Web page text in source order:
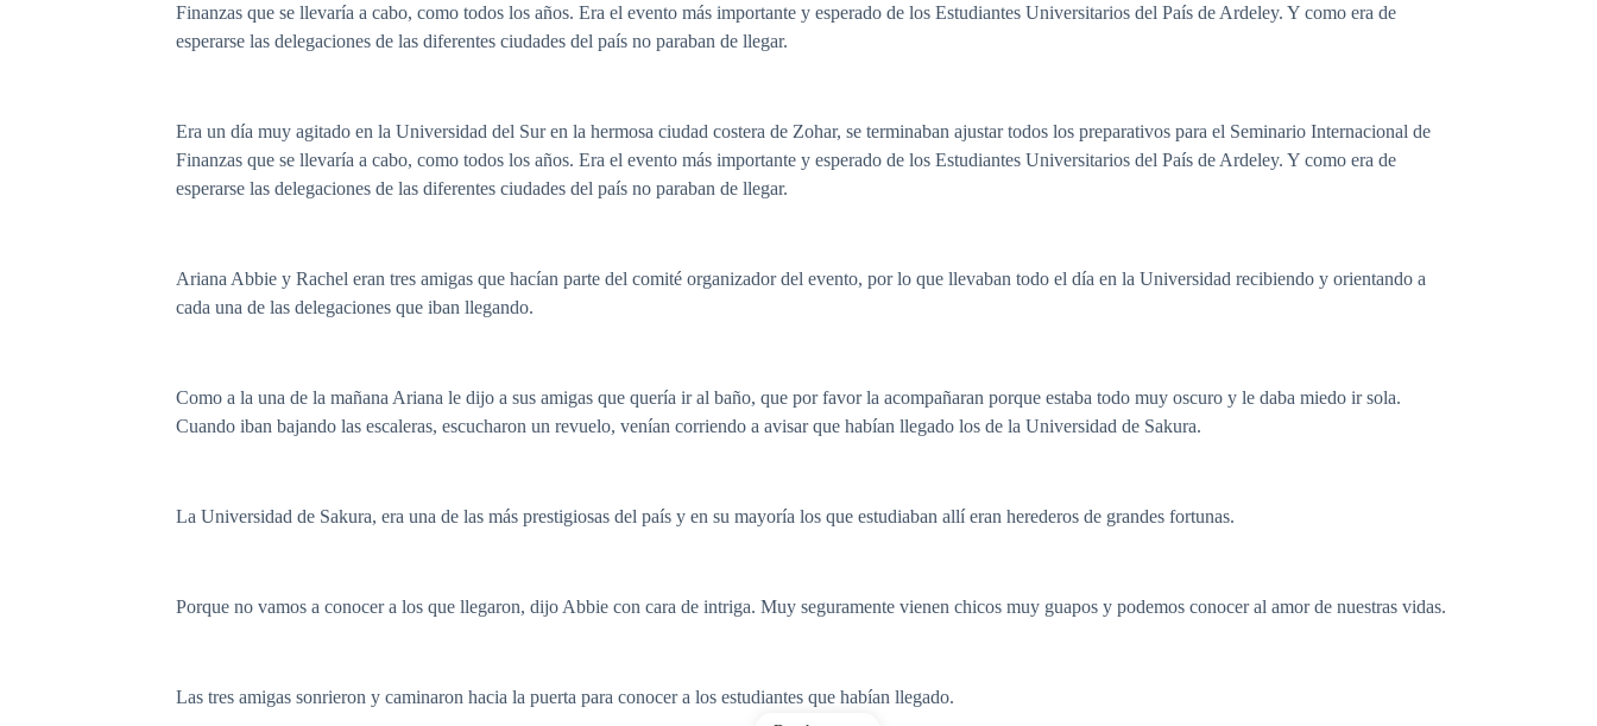
Finanzas que se llevaría a cabo, como todos los años. Era el evento más importante y esperado de los Estudiantes Universitarios del País de Ardeley. Y como era de
esperarse las delegaciones de las diferentes ciudades del país no paraban de llegar.
Era un día muy agitado en la Universidad del Sur en la hermosa ciudad costera de Zohar, se terminaban ajustar todos los preparativos para el Seminario Internacional de
Finanzas que se llevaría a cabo, como todos los años. Era el evento más importante y esperado de los Estudiantes Universitarios del País de Ardeley. Y como era de
esperarse las delegaciones de las diferentes ciudades del país no paraban de llegar.
Ariana Abbie y Rachel eran tres amigas que hacían parte del comité organizador del evento, por lo que llevaban todo el día en la Universidad recibiendo y orientando a
cada una de las delegaciones que iban llegando.
Como a la una de la mañana Ariana le dijo a sus amigas que quería ir al baño, que por favor la acompañaran porque estaba todo muy oscuro y le daba miedo ir sola.
Cuando iban bajando las escaleras, escucharon un revuelo, venían corriendo a avisar que habían llegado los de la Universidad de Sakura.
La Universidad de Sakura, era una de las más prestigiosas del país y en su mayoría los que estudiaban allí eran herederos de grandes fortunas.
Porque no vamos a conocer a los que llegaron, dijo Abbie con cara de intriga. Muy seguramente vienen chicos muy guapos y podemos conocer al amor de nuestras vidas.
Las tres amigas sonrieron y caminaron hacia la puerta para conocer a los estudiantes que habían llegado.